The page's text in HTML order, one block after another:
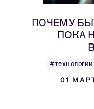
ПОЧЕМУ
ПОКА
#технологии
01